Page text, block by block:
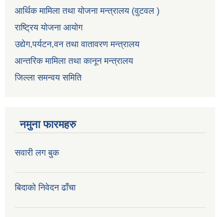
आर्थिक मामिला तथा योजना मन्त्रालय (वुटवल )
राष्ट्रिय योजना आयोग
उद्येग,पर्यटन,वन तथा वातावरण मन्त्रालय
आन्तरिक मामिला तथा कानून मन्त्रालय
जिल्ला समन्वय समिति
नमुना फारमहरु
सवारी लग बुक
बिदाको निवेदन ढाँचा